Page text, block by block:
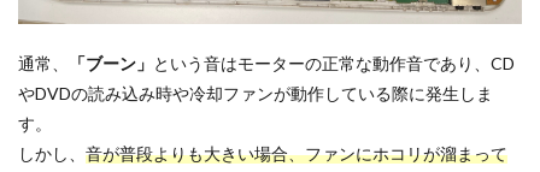
通常、 「ブーン」 という音はモーターの正常な動作音であり、CD
やDVDの読み込み時や冷却ファンが動作している際に発生しま
す。
しかし、 音が普段よりも大きい場合、ファンにホコリが溜まって